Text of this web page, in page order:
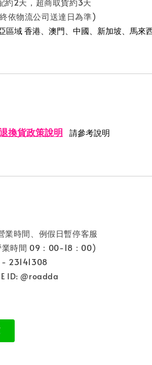
公司送達日為準)
區域 香港、澳門、中國、新加坡、馬來
換貨政策說明 請參考說明
時間、例假日暫停客服
：00-18：00)
23141308
ID: @roadda